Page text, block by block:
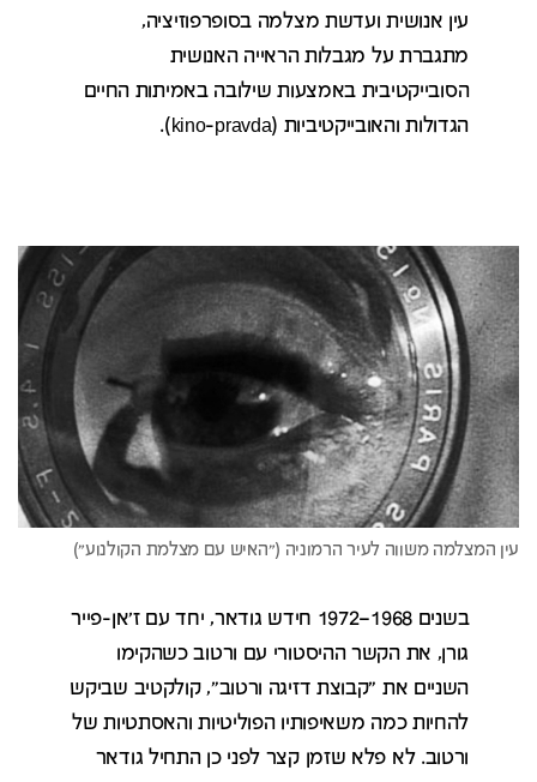
עין אנושית ועדשת מצלמה בסופרפוזיציה,
מתגברת על מגבלות הראייה האנושית
הסובייקטיבית באמצעות שילובה באמיתות החיים
הגדולות והאובייקטיביות (kino-pravda).
בשנים 1968–1972 חידש גודאר, יחד עם ז'אן-פייר
גורן, את הקשר ההיסטורי עם ורטוב כשהקימו
השניים את "קבוצת דזיגה ורטוב", קולקטיב שביקש
להחיות כמה משאיפותיו הפוליטיות והאסתטיות של
ורטוב. לא פלא שזמן קצר לפני כן התחיל גודאר